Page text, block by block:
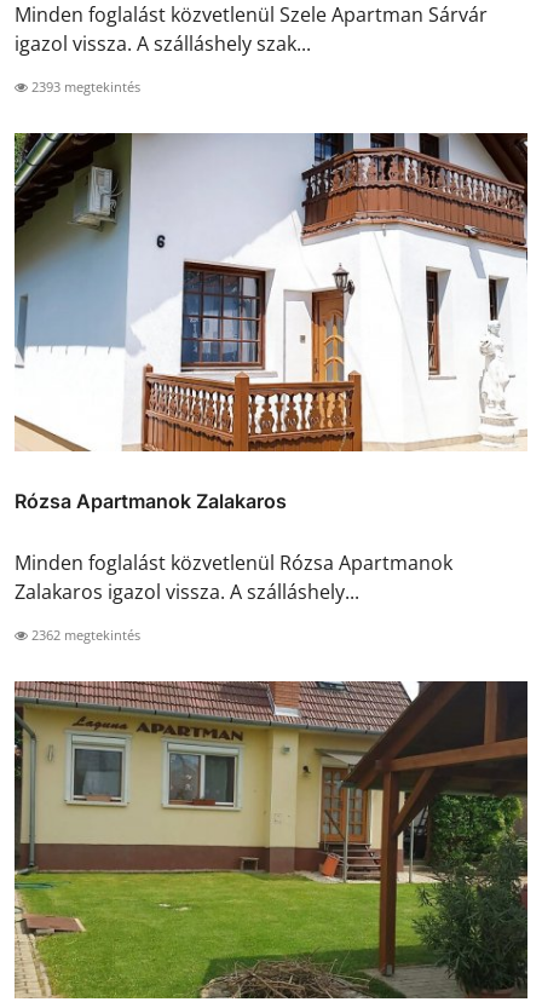
Minden foglalást közvetlenül Szele Apartman Sárvár
igazol vissza. A szálláshely szak...
2393 megtekintés
Rózsa Apartmanok Zalakaros
Minden foglalást közvetlenül Rózsa Apartmanok
Zalakaros igazol vissza. A szálláshely...
2362 megtekintés